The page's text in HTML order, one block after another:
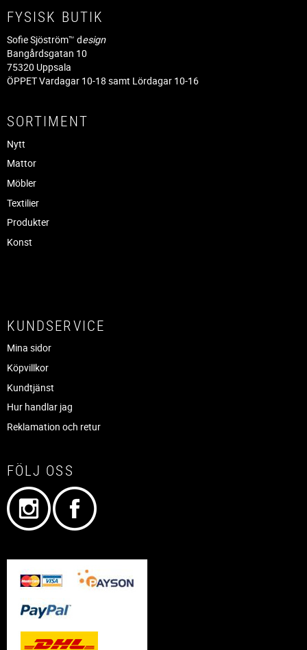
FYSISK BUTIK
Sofie Sjöström™ design
Bangårdsgatan 10
75320 Uppsala
ÖPPET Vardagar 10-18 samt Lördagar 10-16
SORTIMENT
Nytt
Mattor
Möbler
Textilier
Produkter
Konst
KUNDSERVICE
Mina sidor
Köpvillkor
Kundtjänst
Hur handlar jag
Reklamation och retur
FÖLJ OSS